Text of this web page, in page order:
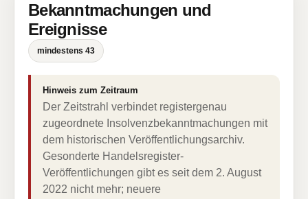
Bekanntmachungen und
Ereignisse
mindestens 43
Hinweis zum Zeitraum
Der Zeitstrahl verbindet registergenau
zugeordnete Insolvenzbekanntmachungen mit
dem historischen Veröffentlichungsarchiv.
Gesonderte Handelsregister-
Veröffentlichungen gibt es seit dem 2. August
2022 nicht mehr; neuere